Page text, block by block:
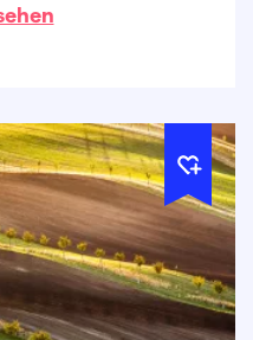
gelegen,